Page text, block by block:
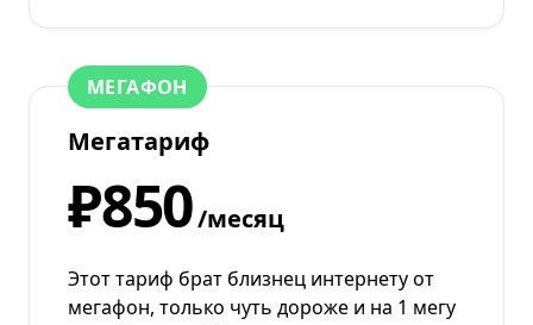
МЕГАФОН
Мегатариф
₽850/месяц
Этот тариф брат близнец интернету от
мегафон, только чуть дороже и на 1 мегу